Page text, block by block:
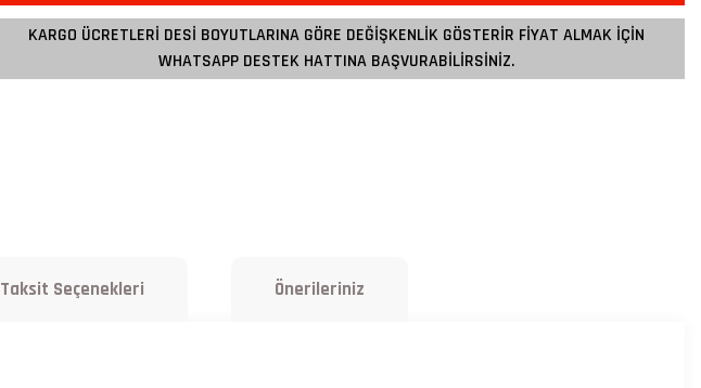
KARGO ÜCRETLERİ DESİ BOYUTLARINA GÖRE DEĞİŞKENLİK GÖSTERİR FİYAT ALMAK İÇİN
WHATSAPP DESTEK HATTINA BAŞVURABİLİRSİNİZ.
Taksit Seçenekleri Önerileriniz